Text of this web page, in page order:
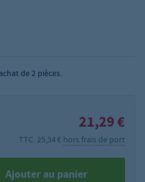
de2 pièces.
21,29 €
TTC. 25,34 € hors frais de port
Ajouter au panier